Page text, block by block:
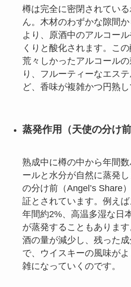
樽は完全に密閉されてい
ん。木材のわずかな隙間
より、原酒中のアルコー
くりと酸化されます。この
荒々しかったアルコール
り、フルーティーなエス
ど、香味が複雑かつ円熟し
蒸発作用（天使の分け前
熟成中に樽の中から年間
ールと水分が自然に蒸発
の分け前（Angel’s Share
証とされています。例え
年間約2%、高温多湿な日
が蒸発することもありま
酒の量が減少し、残った
で、ウイスキーの風味が
雑になっていくのです。